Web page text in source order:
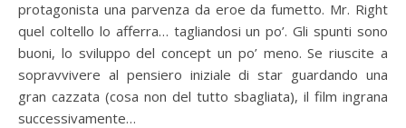
protagonista una parvenza da eroe da fumetto. Mr. Right
quel coltello lo afferra… tagliandosi un po’. Gli spunti sono
buoni, lo sviluppo del concept un po’ meno. Se riuscite a
sopravvivere al pensiero iniziale di star guardando una
gran cazzata (cosa non del tutto sbagliata), il film ingrana
successivamente…